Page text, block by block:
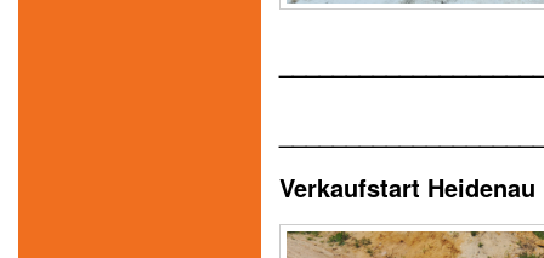
Verkaufstart Heidenau